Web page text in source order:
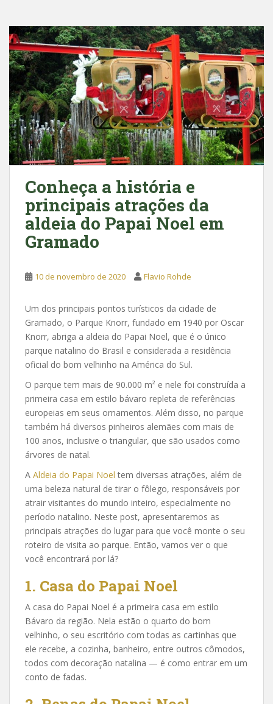
b
o
o
k
s
A
p
p
Conheça a história e
principais atrações da
aldeia do Papai Noel em
Gramado
10 de novembro de 2020 Flavio Rohde
Um dos principais pontos turísticos da cidade de
Gramado, o Parque Knorr, fundado em 1940 por Oscar
Knorr, abriga a aldeia do Papai Noel, que é o único
parque natalino do Brasil e considerada a residência
oficial do bom velhinho na América do Sul.
O parque tem mais de 90.000 m² e nele foi construída a
primeira casa em estilo bávaro repleta de referências
europeias em seus ornamentos. Além disso, no parque
também há diversos pinheiros alemães com mais de
100 anos, inclusive o triangular, que são usados como
árvores de natal.
A Aldeia do Papai Noel tem diversas atrações, além de
uma beleza natural de tirar o fôlego, responsáveis por
atrair visitantes do mundo inteiro, especialmente no
período natalino. Neste post, apresentaremos as
principais atrações do lugar para que você monte o seu
roteiro de visita ao parque. Então, vamos ver o que
você encontrará por lá?
1. Casa do Papai Noel
A casa do Papai Noel é a primeira casa em estilo
Bávaro da região. Nela estão o quarto do bom
velhinho, o seu escritório com todas as cartinhas que
ele recebe, a cozinha, banheiro, entre outros cômodos,
todos com decoração natalina — é como entrar em um
conto de fadas.